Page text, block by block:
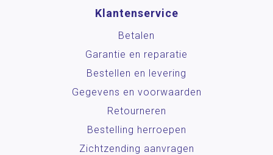
Klantenservice
Betalen
Garantie en reparatie
Bestellen en levering
Gegevens en voorwaarden
Retourneren
Bestelling herroepen
Zichtzending aanvragen